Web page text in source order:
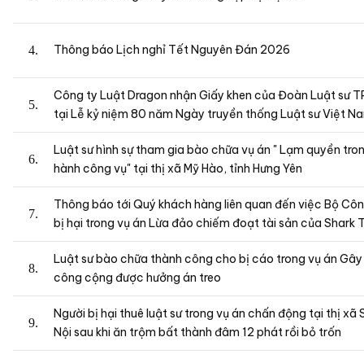
Thông báo Lịch nghỉ Tết Nguyên Đán 2026
Công ty Luật Dragon nhận Giấy khen của Đoàn Luật sư
tại Lễ kỷ niệm 80 năm Ngày truyền thống Luật sư Việt
Luật sư hình sự tham gia bào chữa vụ án " Lạm quyền
hành công vụ" tại thị xã Mỹ Hào, tỉnh Hưng Yên
Thông báo tới Quý khách hàng liên quan đến việc Bộ
bị hại trong vụ án Lừa đảo chiếm đoạt tài sản của Shark
Luật sư bào chữa thành công cho bị cáo trong vụ án
công cộng được hưởng án treo
Người bị hại thuê luật sư trong vụ án chấn động tại thị xã
Nội sau khi ăn trộm bất thành đâm 12 phát rồi bỏ trốn